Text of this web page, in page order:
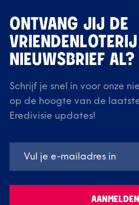
ONTVANG JIJ DE
NIEUWSBRIEF AL?
Schrijf je snel in voor onze
op de hoogte van de
Eredivisie updates!
AANMELDEN